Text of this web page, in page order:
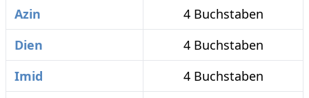
Azin
4 Buchstaben
Dien
4 Buchstaben
Imid
4 Buchstaben